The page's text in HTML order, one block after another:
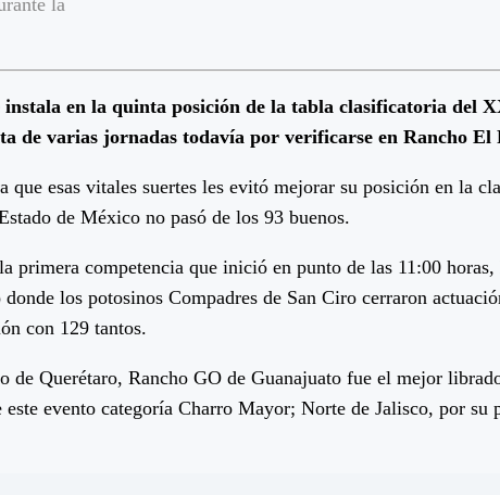
instala en la quinta posición de la tabla clasificatoria del
de varias jornadas todavía por verificarse en Rancho El
esas vitales suertes les evitó mejorar su posición en la
de México no pasó de los 93 buenos.
competencia que inició en punto de las 11:00
los potosinos Compadres de San Ciro cerraron
con 129 tantos.
Querétaro, Rancho GO de Guanajuato fue el mejor
evento categoría Charro Mayor; Norte de Jalisco, por su